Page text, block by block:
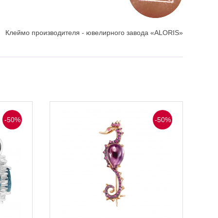
Клеймо производителя - ювелирного завода «ALORIS»
-50% -50%